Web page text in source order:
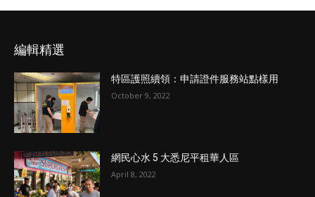
編輯精選
特區護照續領：申請證件服務站點樣用
October 9, 2022
網民心水 5 大悉尼平租華人區
April 8, 2022